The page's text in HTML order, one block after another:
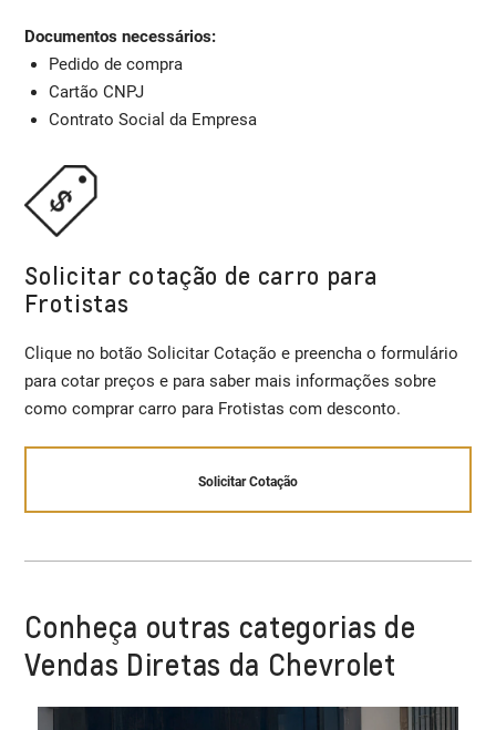
Documentos necessários:
Pedido de compra
Cartão CNPJ
Contrato Social da Empresa
Solicitar cotação de carro para
Frotistas
Clique no botão Solicitar Cotação e preencha o formulário
para cotar preços e para saber mais informações sobre
como comprar carro para Frotistas com desconto.
Solicitar Cotação
Conheça outras categorias de
Vendas Diretas da Chevrolet